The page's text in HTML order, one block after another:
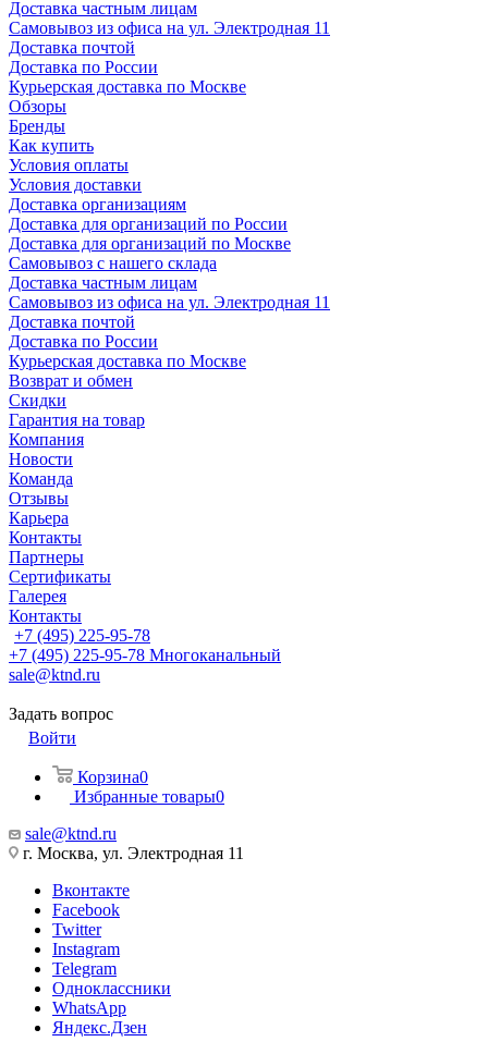
Доставка частным лицам
Самовывоз из офиса на ул. Электродная 11
Доставка почтой
Доставка по России
Курьерская доставка по Москве
Обзоры
Бренды
Как купить
Условия оплаты
Условия доставки
Доставка организациям
Доставка для организаций по России
Доставка для организаций по Москве
Самовывоз с нашего склада
Доставка частным лицам
Самовывоз из офиса на ул. Электродная 11
Доставка почтой
Доставка по России
Курьерская доставка по Москве
Возврат и обмен
Скидки
Гарантия на товар
Компания
Новости
Команда
Отзывы
Карьера
Контакты
Партнеры
Сертификаты
Галерея
Контакты
+7 (495) 225-95-78
+7 (495) 225-95-78 Многоканальный
sale@ktnd.ru
Задать вопрос
Войти
Корзина0
Избранные товары0
sale@ktnd.ru
г. Москва, ул. Электродная 11
Вконтакте
Facebook
Twitter
Instagram
Telegram
Одноклассники
WhatsApp
Яндекс.Дзен